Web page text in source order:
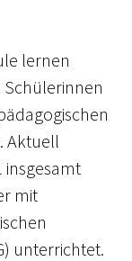
lernen
Aktuell
insgesamt
mit
unterrichtet.